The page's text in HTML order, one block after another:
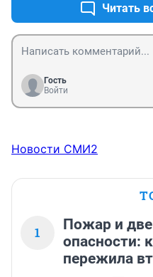
Читать
Гость
Войти
Новости СМИ2
1
Пожар и
опасности:
пережила